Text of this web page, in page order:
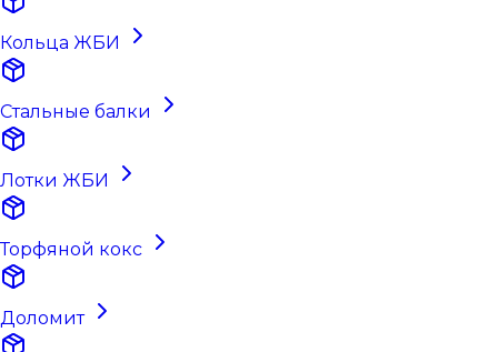
Кольца ЖБИ
Стальные балки
Лотки ЖБИ
Торфяной кокс
Доломит